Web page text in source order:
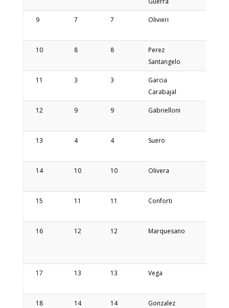
9 7 7 Olivieri
10 8 8
Perez
Santangelo
11 3 3
Garcia
Carabajal
12 9 9 Gabrielloni
13 4 4 Suero
14 10 10 Olivera
15 11 11 Conforti
16 12 12 Marquesano
17 13 13 Vega
18 14 14 Gonzalez